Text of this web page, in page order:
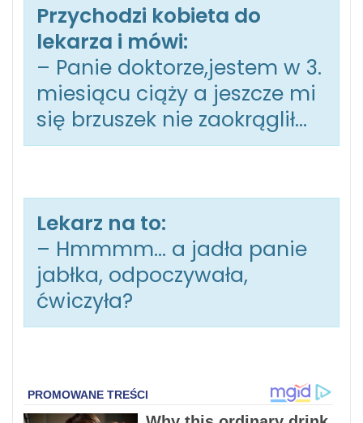
Przychodzi kobieta do
lekarza i mówi:
– Panie doktorze,jestem w 3.
miesiącu ciąży a jeszcze mi
się brzuszek nie zaokrąglił…
Lekarz na to:
– Hmmmm… a jadła panie
jabłka, odpoczywała,
ćwiczyła?